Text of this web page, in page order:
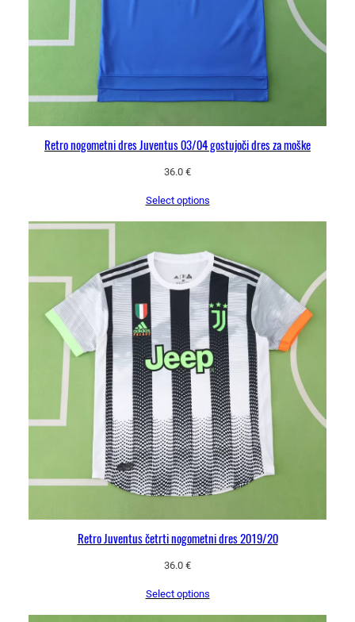
a
Retro nogometni dres Juventus 03/04 gostujoči dres za moške
36.0 €
Select options
Retro Juventus četrti nogometni dres 2019/20
36.0 €
Select options